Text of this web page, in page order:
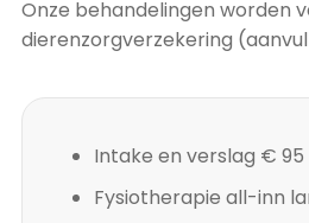
Onze behandelingen worden
dierenzorgverzekering
Intake en verslag € 95
Fysiotherapie all-inn